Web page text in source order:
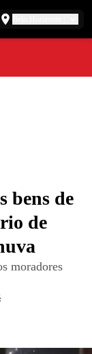
bens de
de
moradores